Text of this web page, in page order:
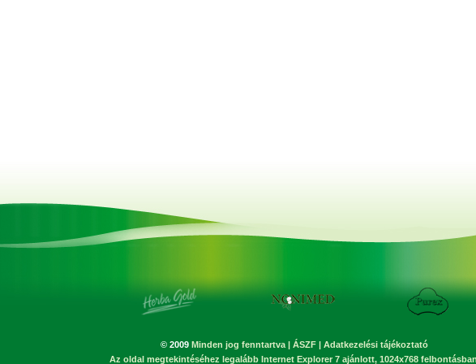
© 2009 Minden jog fenntartva | ÁSZF | Adatkezelési tájékoztató
Az oldal megtekintéséhez legalább Internet Explorer 7 ajánlott, 1024x768